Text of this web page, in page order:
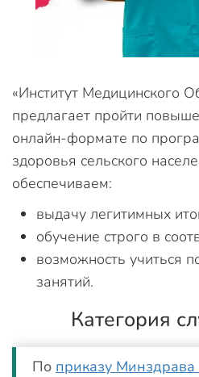
«Институт Медицинского
предлагает пройти
онлайн-формате по
здоровья сельского
обеспечиваем:
выдачу легитимных
обучение строго в
возможность учиться
занятий.
Категория
По приказу